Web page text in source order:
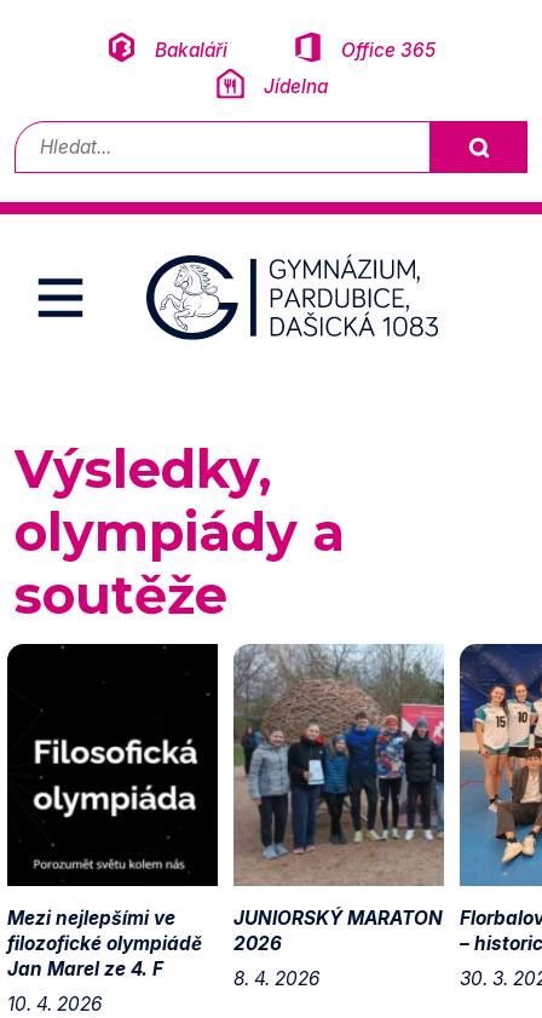
Bakaláři
Office 365
Jídelna
Vyhledávání
Výsledky,
olympiády a
soutěže
Mezi nejlepšími ve
filozofické olympiádě
Jan Marel ze 4. F
10. 4. 2026
JUNIORSKÝ MARATON
2026
8. 4. 2026
–
30. 3.